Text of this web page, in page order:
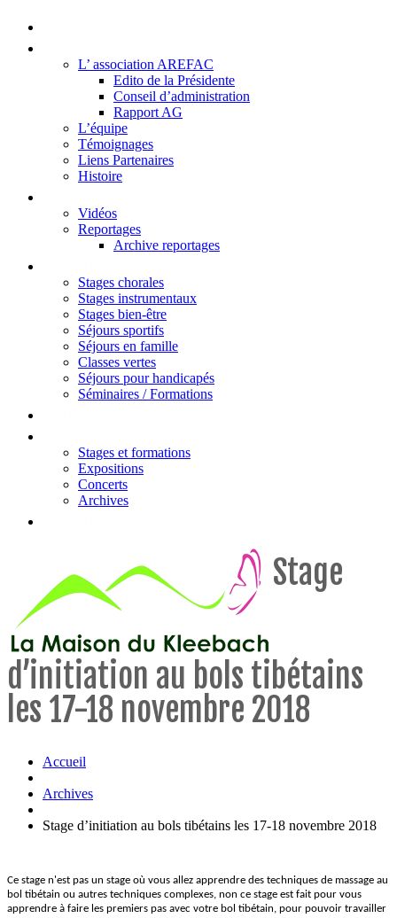
L’ association AREFAC
Edito de la Présidente
Conseil d’administration
Rapport AG
L’équipe
Témoignages
Liens Partenaires
Histoire
Vidéos
Reportages
Archive reportages
Stages chorales
Stages instrumentaux
Stages bien-être
Séjours sportifs
Séjours en famille
Classes vertes
Séjours pour handicapés
Séminaires / Formations
Stages et formations
Expositions
Concerts
Archives
Stage
d’initiation au bols tibétains
les 17-18 novembre 2018
Accueil
Archives
Stage d’initiation au bols tibétains les 17-18 novembre 2018
Ce stage n'est pas un stage où vous allez apprendre des techniques de massage au
bol tibétain ou autres techniques complexes, non ce stage est fait pour vous
apprendre à faire les premiers pas avec votre bol tibétain, pour pouvoir travailler